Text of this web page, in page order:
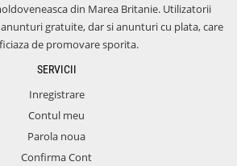
din Marea Britanie. Utilizatorii
gratuite, dar si anunturi cu plata, care
de promovare sporita.
SERVICII
Inregistrare
Contul meu
Parola noua
Confirma Cont